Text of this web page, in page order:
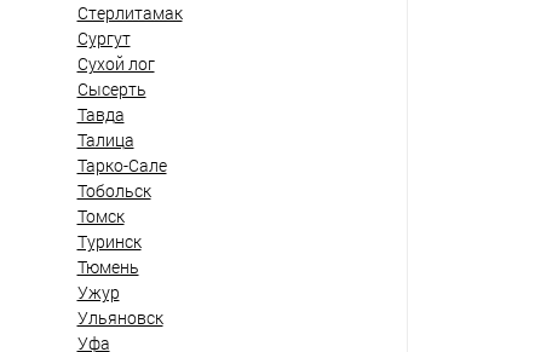
Стерлитамак
Сургут
Сухой лог
Сысерть
Тавда
Талица
Тарко-Сале
Тобольск
Томск
Туринск
Тюмень
Ужур
Ульяновск
Уфа